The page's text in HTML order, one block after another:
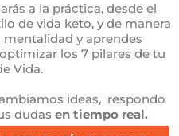
a la práctica, desde el
de vida keto, y de manera
y aprendes
los 7 pilares de tu
Vida.
ideas, respondo
dudas en tiempo real.